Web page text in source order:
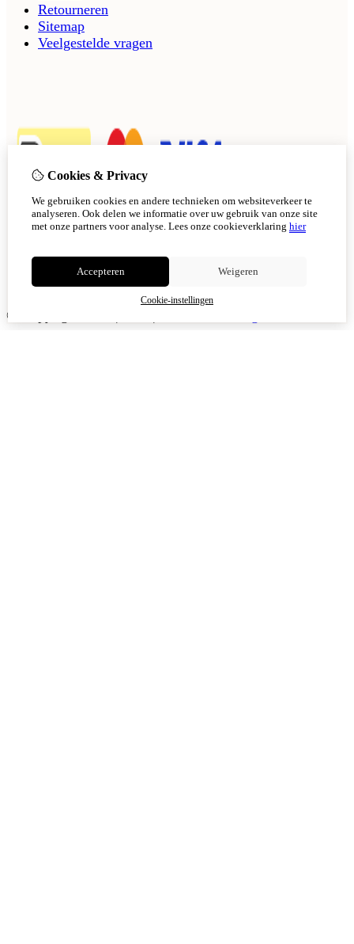
Retourneren
Sitemap
Veelgestelde vragen
© Copyright 2026
Cookies & Privacy
We gebruiken cookies en andere technieken om websiteverkeer te
analyseren. Ook delen we informatie over uw gebruik van onze site
met onze partners voor analyse. Lees onze cookieverklaring hier
Accepteren Weigeren
Cookie-instellingen